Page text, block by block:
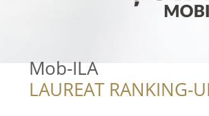
Mob-ILA
LAUREAT RANKING-